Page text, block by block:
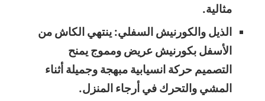
مثالية.
الذيل والكورنيش السفلي: ينتهي الكاش من
الأسفل بكورنيش عريض ومموج يمنح
التصميم حركة انسيابية مبهجة وجميلة أثناء
المشي والتحرك في أرجاء المنزل.